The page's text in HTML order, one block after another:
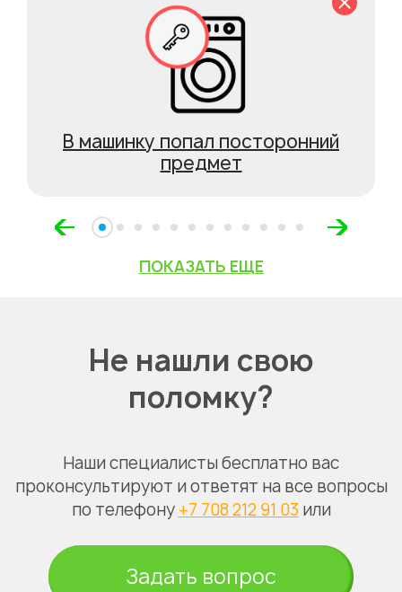
В машинку попал посторонний
предмет
ПОКАЗАТЬ ЕЩЕ
Не нашли свою
поломку?
Наши специалисты бесплатно вас
проконсультируют и ответят на все вопросы
по телефону +7 708 212 91 03 или
Задать вопрос